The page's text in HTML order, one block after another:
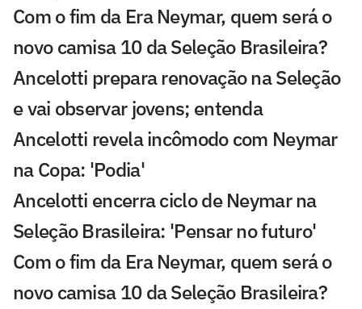
Com o fim da Era Neymar, quem será o
novo camisa 10 da Seleção Brasileira?
Ancelotti prepara renovação na Seleção
e vai observar jovens; entenda
Ancelotti revela incômodo com Neymar
na Copa: 'Podia'
Ancelotti encerra ciclo de Neymar na
Seleção Brasileira: 'Pensar no futuro'
Com o fim da Era Neymar, quem será o
novo camisa 10 da Seleção Brasileira?